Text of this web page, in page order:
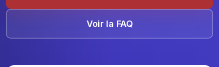
Voir la FAQ